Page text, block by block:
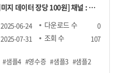
데이터 장당 100원] 채널 : 대
점 기간 : 24년 1월 ~ ※온라인,
두 포함되어있으며 사진마다 화질
2025-06-24 다운로드 수 0
2025-07-31 조회 수 107
#샘플4 #영수증 #샘플3 #샘플2